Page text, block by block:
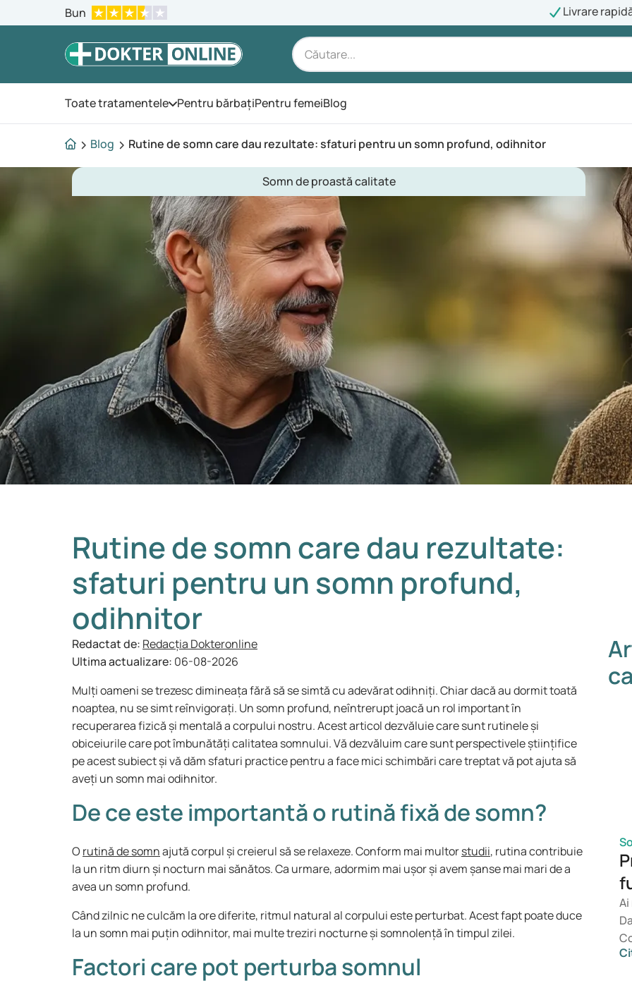
Bun Livrare
Toate tratamenteleDeschide meniul
Pentru bărbațiPentru femeiBlog
Blog Rutine de somn care dau rezultate: sfaturi pentru un somn profund, odihnitor
Somn de proastă calitate
Rutine de somn care dau rezultate:
sfaturi pentru un somn profund,
odihnitor
Redactat de: Redacția Dokteronline
Ultima actualizare: 06-08-2026
Mulți oameni se trezesc dimineața fără să se simtă cu adevărat odihniți. Chiar dacă au dormit toată
noaptea, nu se simt reînvigorați. Un somn profund, neîntrerupt joacă un rol important în
recuperarea fizică și mentală a corpului nostru. Acest articol dezvăluie care sunt rutinele și
obiceiurile care pot îmbunătăți calitatea somnului. Vă dezvăluim care sunt perspectivele științifice
pe acest subiect și vă dăm sfaturi practice pentru a face mici schimbări care treptat vă pot ajuta să
aveți un somn mai odihnitor.
De ce este importantă o rutină fixă de somn?
O rutină de somnajută corpul și creierul să se relaxeze. Conform mai multorstudii, rutina contribuie
la un ritm diurn și nocturn mai sănătos. Ca urmare, adormim mai ușor și avem șanse mai mari de a
avea un somn profund.
Când zilnic ne culcăm la ore diferite, ritmul natural al corpului este perturbat. Acest fapt poate duce
la un somn mai puțin odihnitor, mai multe treziri nocturne și somnolență în timpul zilei.
Factori care pot perturba somnul